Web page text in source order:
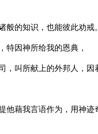
的知识，也能彼此劝戒。
特因神所给我的恩典，
叫所献上的外邦人，因
他藉我言语作为，用神